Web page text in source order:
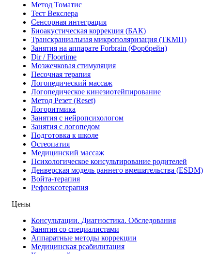
Метод Томатис
Тест Векслера
Сенсорная интеграция
Биоакустическая коррекция (БАК)
Транскраниальная микрополяризация (ТКМП)
Занятия на аппарате Forbrain (Форбрейн)
Dir / Floortime
Мозжечковая стимуляция
Песочная терапия
Логопедический массаж
Логопедическое кинезиотейпирование
Метод Резет (Reset)
Логоритмика
Занятия с нейропсихологом
Занятия с логопедом
Подготовка к школе
Остеопатия
Медицинский массаж
Психологическое консультирование родителей
Денверская модель раннего вмешательства (ESDM)
Войта-терапия
Рефлексотерапия
Цены
Консультации. Диагностика. Обследования
Занятия со специалистами
Аппаратные методы коррекции
Медицинская реабилитация